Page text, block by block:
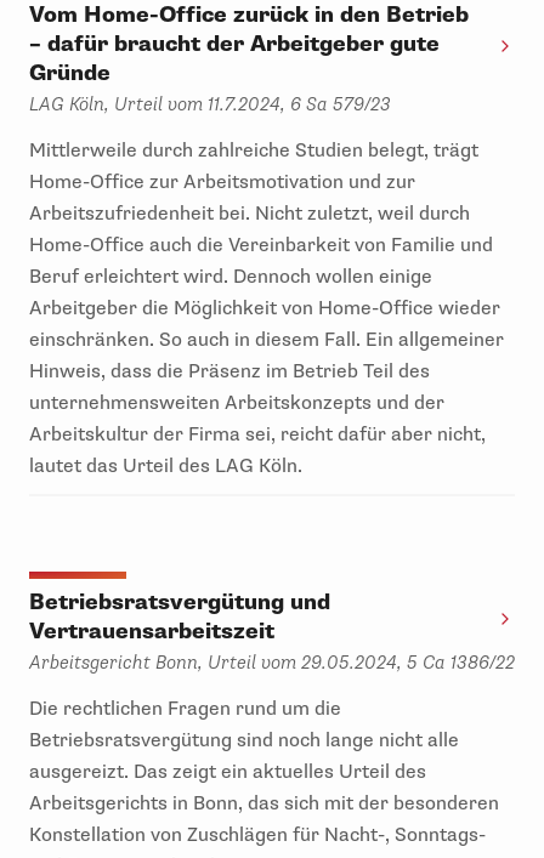
Vom Home-Office zurück in den Betrieb
– dafür braucht der Arbeitgeber gute
Gründe
LAG Köln, Urteil vom 11.7.2024, 6 Sa 579/23
Mittlerweile durch zahlreiche Studien belegt, trägt
Home-Office zur Arbeitsmotivation und zur
Arbeitszufriedenheit bei. Nicht zuletzt, weil durch
Home-Office auch die Vereinbarkeit von Familie und
Beruf erleichtert wird. Dennoch wollen einige
Arbeitgeber die Möglichkeit von Home-Office wieder
einschränken. So auch in diesem Fall. Ein allgemeiner
Hinweis, dass die Präsenz im Betrieb Teil des
unternehmensweiten Arbeitskonzepts und der
Arbeitskultur der Firma sei, reicht dafür aber nicht,
lautet das Urteil des LAG Köln.
Betriebsratsvergütung und
Vertrauensarbeitszeit
Arbeitsgericht Bonn, Urteil vom 29.05.2024, 5 Ca 1386/22
Die rechtlichen Fragen rund um die
Betriebsratsvergütung sind noch lange nicht alle
ausgereizt. Das zeigt ein aktuelles Urteil des
Arbeitsgerichts in Bonn, das sich mit der besonderen
Konstellation von Zuschlägen für Nacht-, Sonntags-